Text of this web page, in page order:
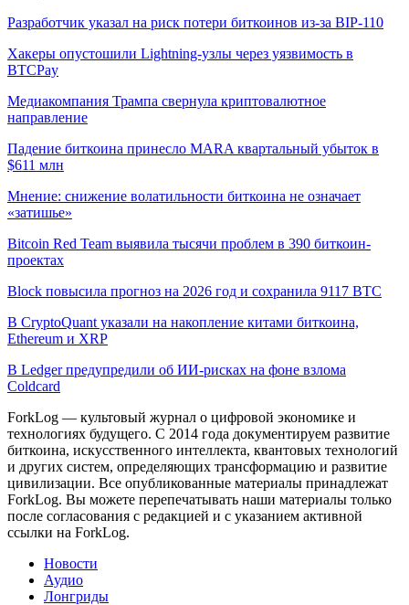
Разработчик указал на риск потери биткоинов из-за BIP-110
Хакеры опустошили Lightning-узлы через уязвимость в
BTCPay
Медиакомпания Трампа свернула криптовалютное
направление
Падение биткоина принесло MARA квартальный убыток в
$611 млн
Мнение: снижение волатильности биткоина не означает
«затишье»
Bitcoin Red Team выявила тысячи проблем в 390 биткоин-
проектах
Block повысила прогноз на 2026 год и сохранила 9117 BTC
В CryptoQuant указали на накопление китами биткоина,
Ethereum и XRP
В Ledger предупредили об ИИ-рисках на фоне взлома
Coldcard
ForkLog — культовый журнал о цифровой экономике и
технологиях будущего. С 2014 года документируем развитие
биткоина, искусственного интеллекта, квантовых технологий
и других систем, определяющих трансформацию и развитие
цивилизации. Все опубликованные материалы принадлежат
ForkLog. Вы можете перепечатывать наши материалы только
после согласования с редакцией и с указанием активной
ссылки на ForkLog.
Новости
Аудио
Лонгриды